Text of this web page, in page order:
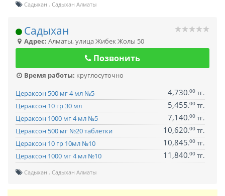
Садыхан Садыхан Алматы
Садыхан
Адрес: Алматы,улица Жибек Жолы 50
Позвонить
Время работы: круглосуточно
Цераксон 500 мг 4 мл №5
4,730.00 тг.
Цераксон 10 гр 30 мл
5,455.00 тг.
Цераксон 1000 мг 4 мл №5
7,140.00 тг.
Цераксон 500 мг №20 таблетки
10,620.00 тг.
Цераксон 10 гр 10мл №10
10,845.00 тг.
Цераксон 1000 мг 4 мл №10
11,840.00 тг.
Садыхан Садыхан Алматы